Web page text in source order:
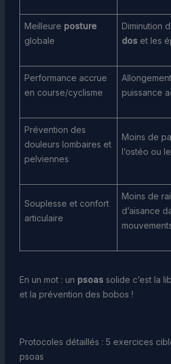
Meilleure posture
globale
Diminution
doset les
Performance accrue
en course/cyclisme
puissance
Prévention des
douleurs lombaires et
pelviennes
Moins de
l’ostéo ou
Souplesse et confort
articulaire
Moins de
d’aisance
En un mot : un psoassolide c’est la
et la prévention des bobos !
Protocoles détaillés : 5 exercices
psoas